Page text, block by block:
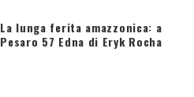
La lunga ferita amazzonica: a
Pesaro 57 Edna di Eryk Rocha